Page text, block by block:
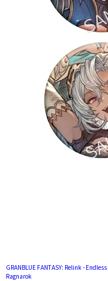
GRANBLUE FANTASY: Relink - Endless
Ragnarok